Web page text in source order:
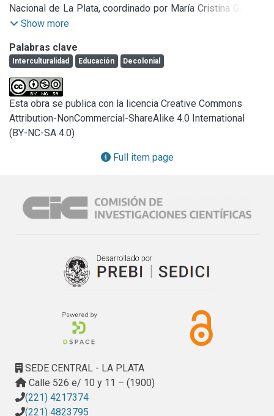
Nacional de La Plata, coordinado por María Cristina Garriga,
Valeria Morras y Viviana Pappier. Esta obra fue escrita de
propusieron relatar diversas experiencias desarrolladas en
este espacio desde una perspectiva intercultural. Quienes
escribimos esta reseña somos Profesoras en Historia,
adscriptas a la cátedra de Planificación Didáctica y
Prácticas de la Enseñanza en Historia en la Universidad
Nacional de La Plata y educadoras en un Bachillerato
Popular de adultes. Adscribimos a una perspectiva político-
pedagógica que entiende a la educación como una
continuamente ese proceso. En este sentido, encontramos
en el presente libro una herramienta muy valiosa para
Show more
Palabras clave
Interculturalidad Educación Decolonial
Esta obra se publica con la licencia Creative Commons
Attribution-NonCommercial-ShareAlike 4.0 International
(BY-NC-SA 4.0)
Full item page
SEDE CENTRAL - LA PLATA
Calle 526 e/ 10 y 11 – (1900)
(221) 4217374
(221) 4823795